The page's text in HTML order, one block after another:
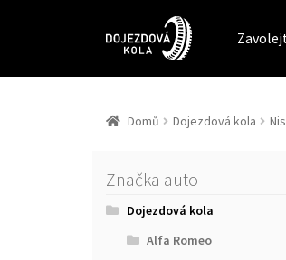
Domů Dojezdová kola
Značka auto
Dojezdová kola
Alfa Romeo